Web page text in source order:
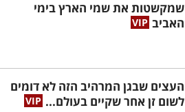
שמקשטות את שמי הארץ בימי
האביב
העצים שבגן המרהיב הזה לא דומים
לשום זן אחר שקיים בעולם...